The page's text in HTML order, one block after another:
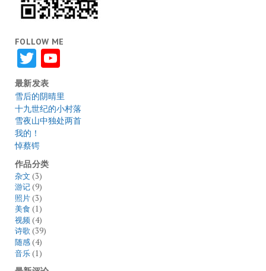
FOLLOW ME
TwitterYouTube
最新发表
雪后的阴晴里
十九世纪的小村落
雪夜山中独处两首
我的！
悼蔡锷
作品分类
杂文 (3)
游记(9)
照片(3)
美食 (1)
视频(4)
诗歌(39)
随感(4)
音乐(1)